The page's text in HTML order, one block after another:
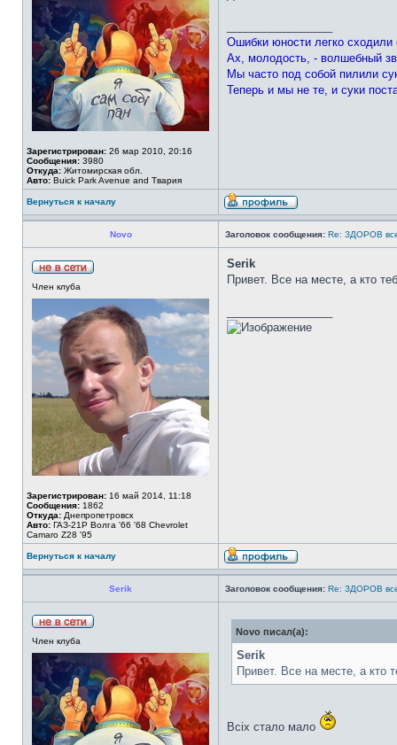
Зарегистрирован: 26 мар 2010, 20:16
Сообщения: 3980
Откуда: Житомирская обл.
Авто: Buick Park Avenue and Твария
Ошибки юности легко сходили
Ах, молодость, - волшебный
Мы часто под собой пилили
Теперь и мы не те, и суки
Вернуться к началу
Novo Заголовок сообщения: Re: ЗДОРОВ
Член клуба
Зарегистрирован: 16 май 2014, 11:18
Сообщения: 1862
Откуда: Днепропетровск
Авто: ГАЗ-21Р Волга '66 '68 Chevrolet
Camaro Z28 '95
Serik
Привет. Все на месте, а кто
Вернуться к началу
Serik Заголовок сообщения: Re: ЗДОРОВ
Член клуба
Novo писал(а):
Serik
Привет. Все на месте, а кто
Всіх стало мало